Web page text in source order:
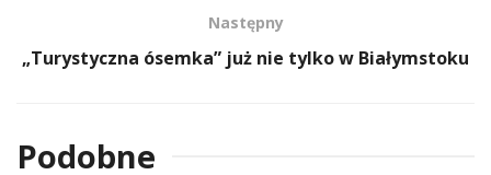
Następny
„Turystyczna ósemka” już nie tylko w Białymstoku
Podobne